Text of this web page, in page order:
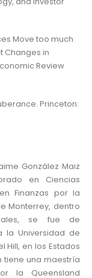
Move too much
Changes in
Review
Princeton:
González Maiz
en Ciencias
Finanzas por la
Monterrey, dentro
se fue de
la Universidad de
Hill, en los Estados
tiene una maestría
la Queensland